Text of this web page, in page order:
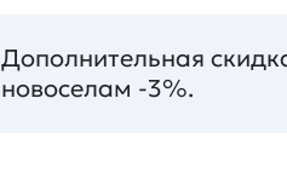
Дополнительная
новоселам -3%.